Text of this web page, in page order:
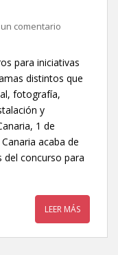
comentario
para iniciativas
distintos que
fotografía,
y
1 de
acaba de
del concurso para
LEER MÁS